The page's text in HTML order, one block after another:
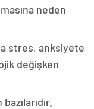
neden
stres, anksiyete
değişken